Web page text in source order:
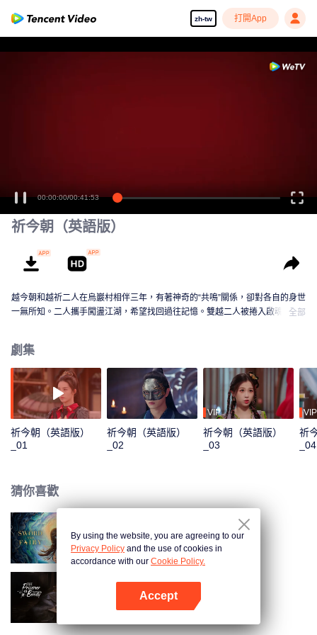
zh-tw 打開App
00:00:00/00:41:53
祈今朝（英語版）
越今朝和越祈二人在烏巖村相伴三年，有著神奇的“共鳴”關係，卻對各自的身世
一無所知。二人攜手闖盪江湖，希望找回過往記憶。雙越二人被捲入啟魂聖宗
言、千年狼妖閒卿、顧寒江和明繡師徒以及居十方等一眾江湖人士，二人的真
實身份也逐漸揭開。正武盟、啟魂聖宗、衡道眾、禺妖族，幾大勢力接踵而
至，誰才是真正的幕後設局人？計中有計，局中有局，不惜捨身改命，只為今
朝再聚。
全部
劇集
祈今朝（英語版）
_01
祈今朝（英語版）
_02
VIP
祈今朝（英語版）
_03
VIP
祈
_04
猜你喜歡
祈今朝
折腰（英語版）
By using the website, you are agreeing to our
Privacy Policy and the use of cookies in
accordance with our Cookie Policy.
Accept